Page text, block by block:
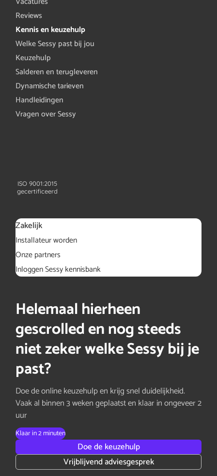
Reviews
Kennis en keuzehulp
Welke Sessy past bij jou
Keuzehulp
Salderen en terugleveren
Dynamische tarieven
Handleidingen
Vragen over Sessy
ISO 9001:2015
gecertificeerd
Zakelijk
Installateur worden
Onze partners
Inloggen Sessy kennisbank
Helemaal hierheen
gescrolled en nog steeds
niet zeker welke Sessy bij je
past?
Doe de online keuzehulp en krijg snel duidelijkheid.
Vaak al binnen 3 weken geplaatst en klaar in ongeveer 2
uur
Klaar in 2 minuten
Doe de keuzehulp
Vrijblijvend adviesgesprek